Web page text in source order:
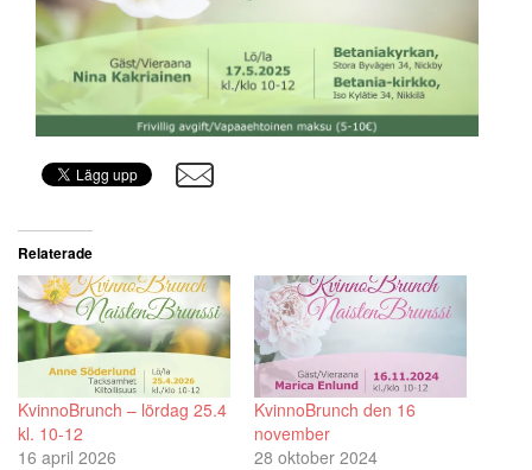
Relaterade
KvinnoBrunch – lördag 25.4
kl. 10-12
16 april 2026
KvinnoBrunch den 16
november
28 oktober 2024